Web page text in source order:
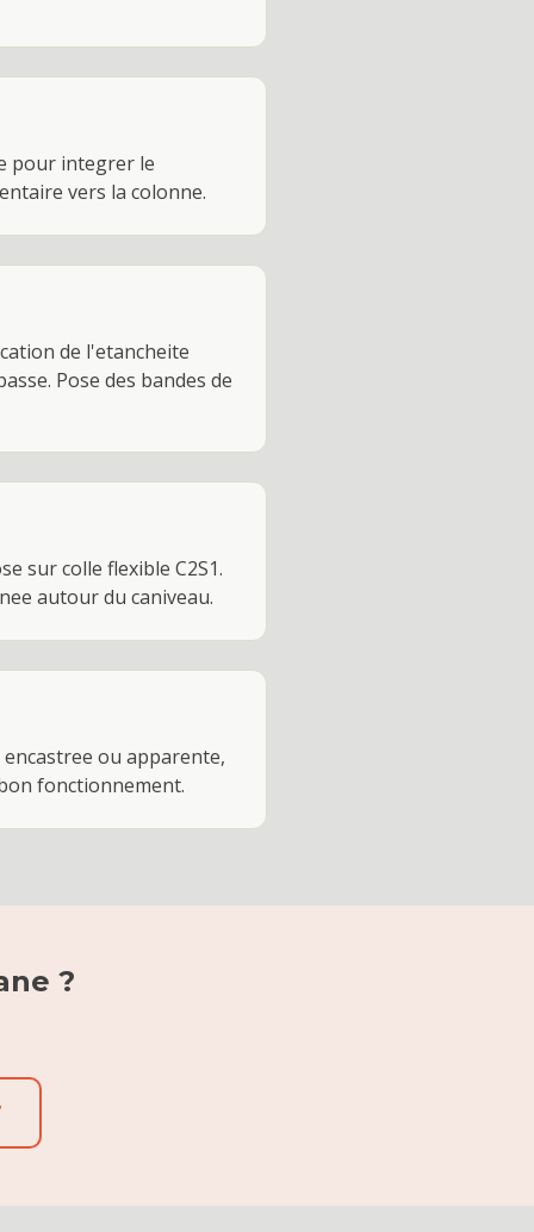
pour integrer le
vers la colonne.
de l'etancheite
Pose des bandes de
sur colle flexible C2S1.
autour du caniveau.
ou apparente,
fonctionnement.
?